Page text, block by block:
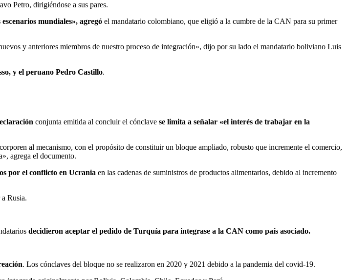
Petro, dirigiéndose a sus pares.
mundiales», agregó el mandatario colombiano, que eligió a la cumbre de la CAN para su primer
y anteriores miembros de nuestro proceso de integración», dijo por su lado el mandatario boliviano Luis
y el peruano Pedro Castillo.
conjunta emitida al concluir el cónclave se limita a señalar «el interés de trabajar en la
al mecanismo, con el propósito de constituir un bloque ampliado, robusto que incremente el comercio,
agrega el documento.
por el conflicto en Ucrania en las cadenas de suministros de productos alimentarios, debido al incremento
Rusia.
decidieron aceptar el pedido de Turquía para integrase a la CAN como país asociado.
. Los cónclaves del bloque no se realizaron en 2020 y 2021 debido a la pandemia del covid-19.